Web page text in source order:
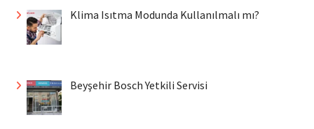
Klima Isıtma Modunda Kullanılmalı mı?
Beyşehir Bosch Yetkili Servisi